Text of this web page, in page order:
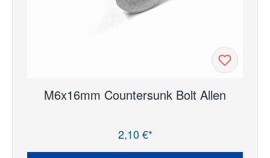
M6x16mm Countersunk Bolt Allen
2,10 €*